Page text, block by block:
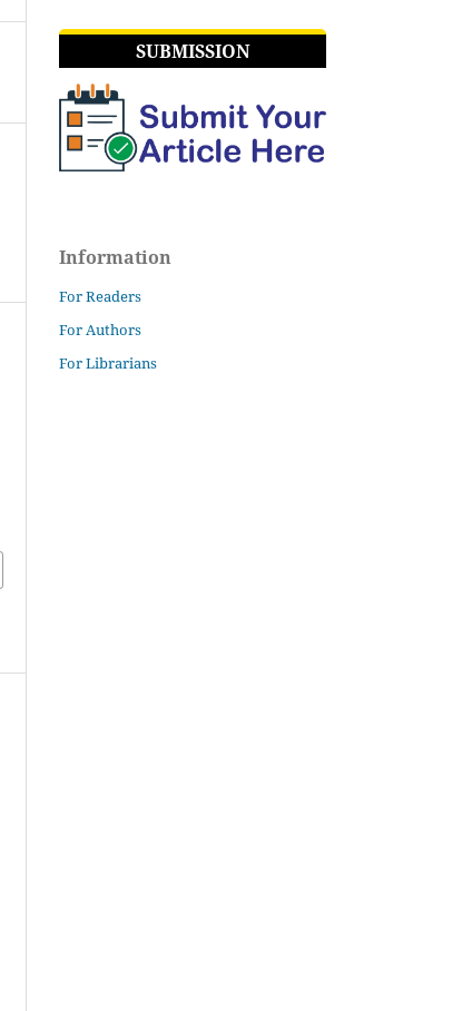
SUBMISSION
Information
For Readers
For Authors
For Librarians